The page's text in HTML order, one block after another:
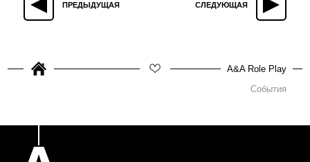
ПРЕДЫДУЩАЯ СЛЕДУЮЩАЯ
A&A Role Play
События